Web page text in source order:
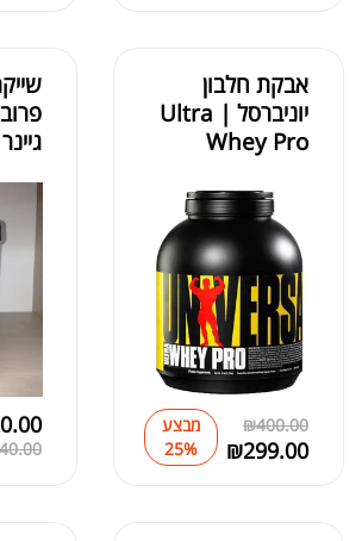
אבקת חלבון
יוניברסל | Ultra
Whey Pro
₪400.00
₪299.00
מבצע
25%
גיינר
40.00